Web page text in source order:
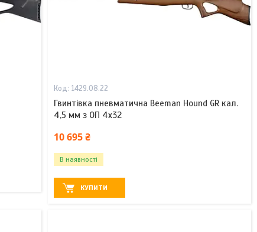
1429.08.22
Гвинтівка пневматична Beeman Hound GR кал.
4,5 мм з ОП 4х32
10 695 ₴
В наявності
КУПИТИ